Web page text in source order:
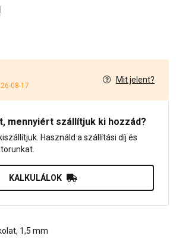
08-17
Mit jelent?
mennyiért szállítjuk ki hozzád?
Használd a szállítási díj és
KALKULÁLOK
1,5 mm